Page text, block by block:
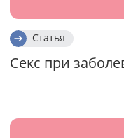
Статья
Секс при